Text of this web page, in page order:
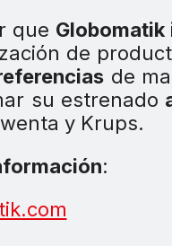
que Globomatik
de
de
su estrenado
y Krups.
: